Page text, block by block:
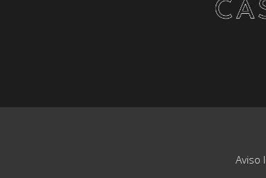
Aviso